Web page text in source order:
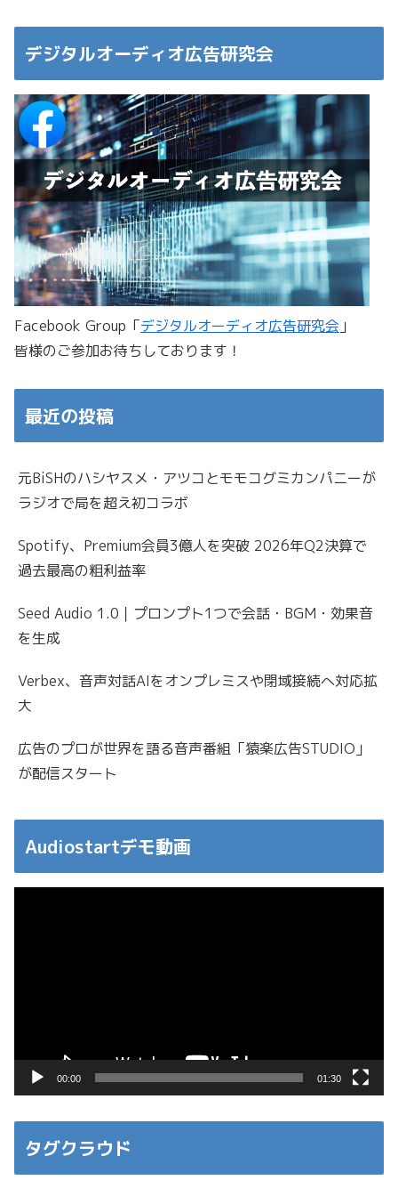
デジタルオーディオ広告研究会
Facebook Group「デジタルオーディオ広告研究会 」
皆様のご参加お待ちしております！
最近の投稿
元BiSHのハシヤスメ・アツコとモモコグミカンパニーが
ラジオで局を超え初コラボ
Spotify、Premium会員3億人を突破 2026年Q2決算で
過去最高の粗利益率
Seed Audio 1.0｜プロンプト1つで会話・BGM・効果音
を生成
Verbex、音声対話AIをオンプレミスや閉域接続へ対応拡
大
広告のプロが世界を語る音声番組「猿楽広告STUDIO」
が配信スタート
Audiostartデモ動画
00:00 01:30
タグクラウド